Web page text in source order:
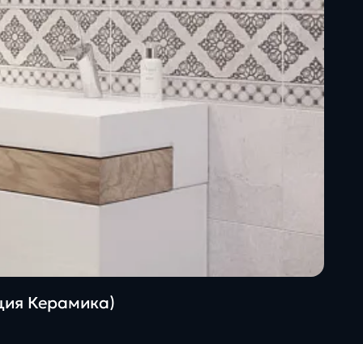
Керамика)